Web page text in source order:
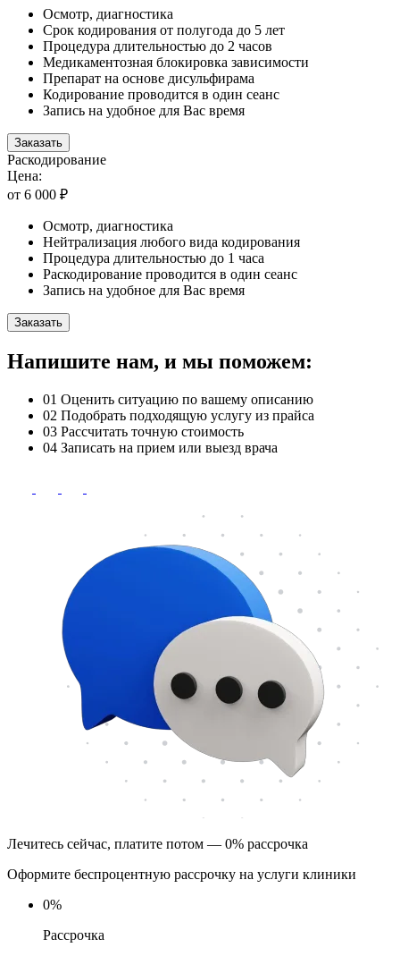
Осмотр, диагностика
Срок кодирования от полугода до 5 лет
Процедура длительностью до 2 часов
Медикаментозная блокировка зависимости
Препарат на основе дисульфирама
Кодирование проводится в один сеанс
Запись на удобное для Вас время
Заказать
Раскодирование
Цена:
от 6 000 ₽
Осмотр, диагностика
Нейтрализация любого вида кодирования
Процедура длительностью до 1 часа
Раскодирование проводится в один сеанс
Запись на удобное для Вас время
Заказать
Напишите нам, и мы поможем:
01 Оценить ситуацию по вашему описанию
02 Подобрать подходящую услугу из прайса
03 Рассчитать точную стоимость
04 Записать на прием или выезд врача
Лечитесь сейчас, платите потом — 0% рассрочка
Оформите беспроцентную рассрочку на услуги клиники
0%
Рассрочка